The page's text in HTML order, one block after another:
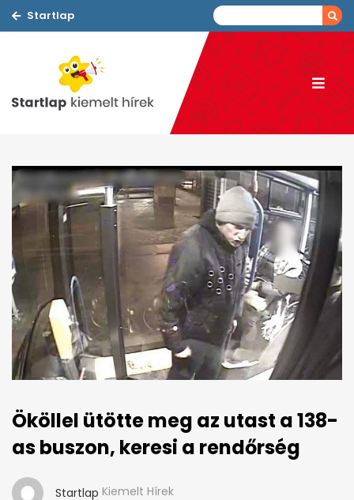
Startlap
Ököllel ütötte meg az utast a 138-
as buszon, keresi a rendőrség
Startlap Kiemelt Hírek